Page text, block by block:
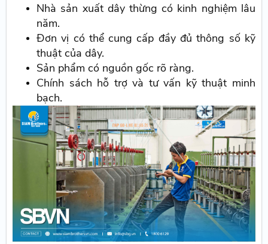
Nhà sản xuất dây thừng có kinh nghiệm lâu
năm.
Đơn vị có thể cung cấp đầy đủ thông số kỹ
thuật của dây.
Sản phẩm có nguồn gốc rõ ràng.
Chính sách hỗ trợ và tư vấn kỹ thuật minh
bạch.